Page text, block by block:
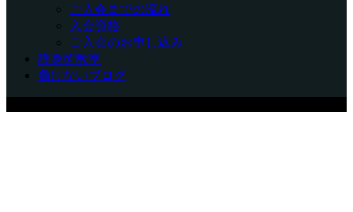
ご入会までの流れ
入会資格
ご入会のお申し込み
護身術教室
負けないブログ